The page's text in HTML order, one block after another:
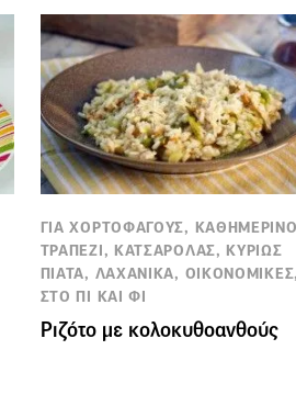
ΓΙΑ ΧΟΡΤΟΦΑΓΟΥΣ,
ΤΡΑΠΕΖΙ, ΚΑΤΣΑΡΟΛΑΣ, ΚΥΡΙΩΣ
ΠΙΑΤΑ, ΛΑΧΑΝΙΚΑ,
ΣΤΟ ΠΙ ΚΑΙ ΦΙ
Ριζότο με κολοκυθοανθούς